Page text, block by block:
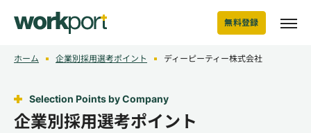
無料登録
ホーム 企業別採用選考ポイント ディーピーティー株式会社
Selection Points by Company
企業別採用選考ポイント